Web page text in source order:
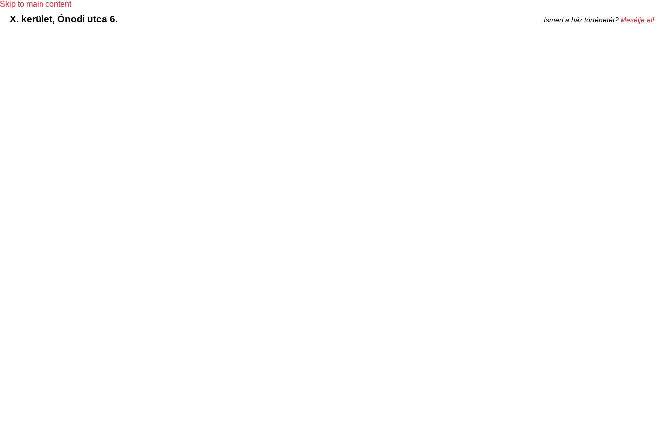
Skip to main content
X. kerület, Ónodi utca 6. Ismeri a ház történetét? Mesélje el!